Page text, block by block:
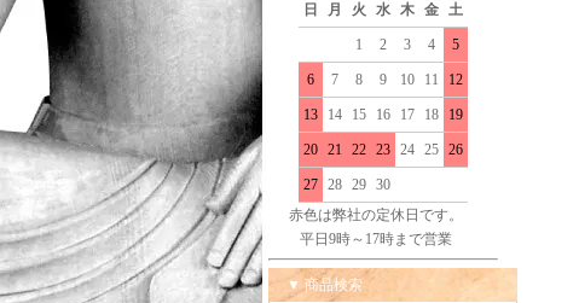
日
月 火 水 木 金 土
1 2 3 4 5
6 7 8 9 10 11 12
13 14 15 16 17 18 19
20 21 22 23 24 25 26
27 28 29 30
赤色は弊社の定休日です。
平日9時～17時まで営業
▼ 商品検索